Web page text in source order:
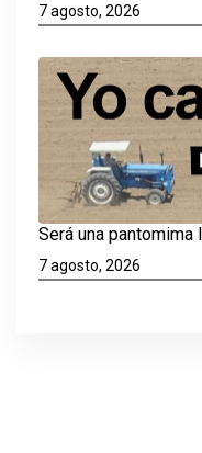
7 agosto, 2026
Será una pantomima
7 agosto, 2026